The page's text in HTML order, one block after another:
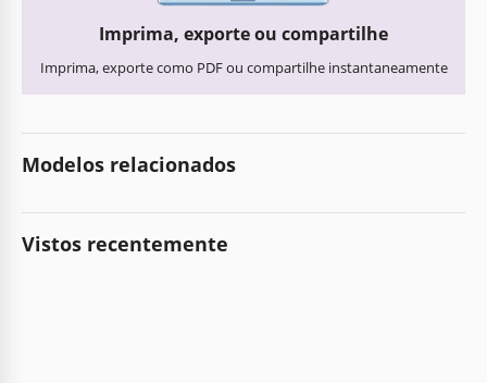
Imprima, exporte ou compartilhe
Imprima, exporte como PDF ou compartilhe instantaneamente
Modelos relacionados
Vistos recentemente